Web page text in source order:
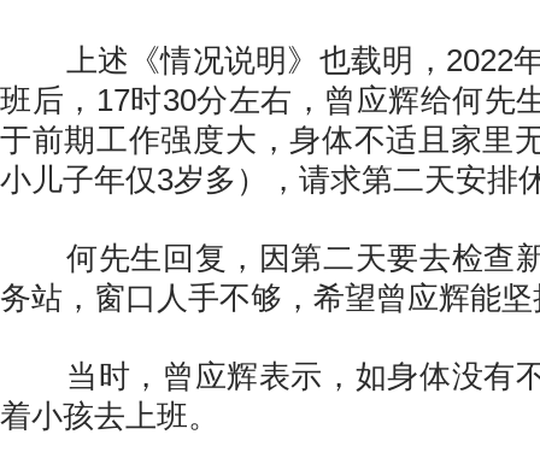
上述《情况说明》也载明，2022
班后，17时30分左右，曾应辉给何先
于前期工作强度大，身体不适且家里
小儿子年仅3岁多），请求第二天安排
何先生回复，因第二天要去检查
务站，窗口人手不够，希望曾应辉能
当时，曾应辉表示，如身体没有
着小孩去上班。